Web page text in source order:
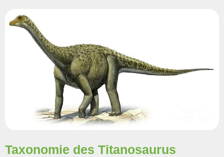
Taxonomie des Titanosaurus